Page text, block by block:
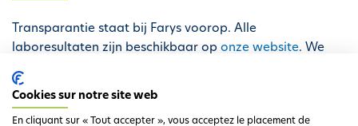
Transparantie staat bij Farys voorop. Alle
laboresultaten zijn beschikbaar op onze website. We
Cookies sur notre site web
En cliquant sur « Tout accepter », vous acceptez le placement de